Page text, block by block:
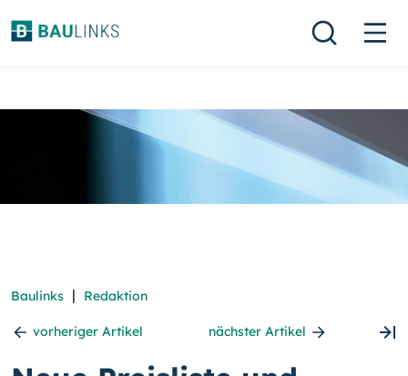
Baulinks | Redaktion
vorheriger Artikel nächster Artikel